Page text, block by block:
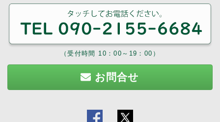
（受付時間 10：00～19：00）
お問合せ